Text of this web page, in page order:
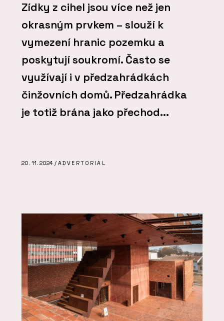
Zídky z cihel jsou více než jen
okrasným prvkem – slouží k
vymezení hranic pozemku a
poskytují soukromí. Často se
využívají i v předzahrádkách
činžovních domů. Předzahrádka
je totiž brána jako přechod...
20. 11. 2024 / ADVERTORIAL